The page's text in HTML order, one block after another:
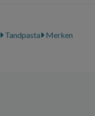
Tandpasta Merken